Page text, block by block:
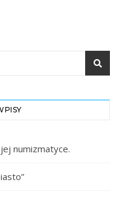
numizmatyce.